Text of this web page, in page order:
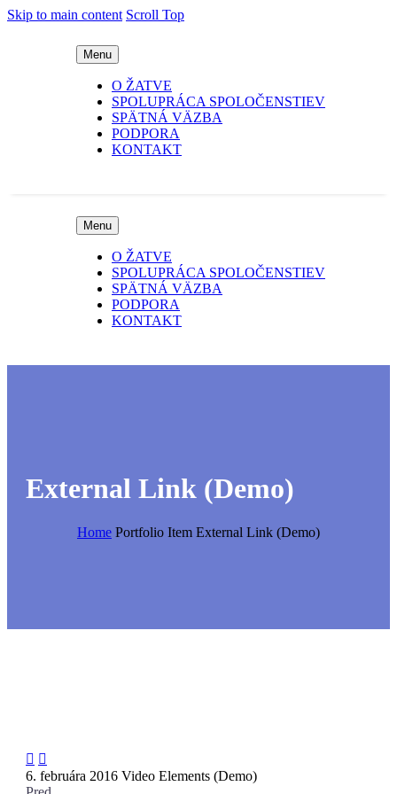
Skip to main content Scroll Top
Menu
O ŽATVE
SPOLUPRÁCA SPOLOČENSTIEV
SPÄTNÁ VÄZBA
PODPORA
KONTAKT
Menu
O ŽATVE
SPOLUPRÁCA SPOLOČENSTIEV
SPÄTNÁ VÄZBA
PODPORA
KONTAKT
External Link (Demo)
Home Portfolio Item External Link (Demo)
 
6. februára 2016 Video Elements (Demo)